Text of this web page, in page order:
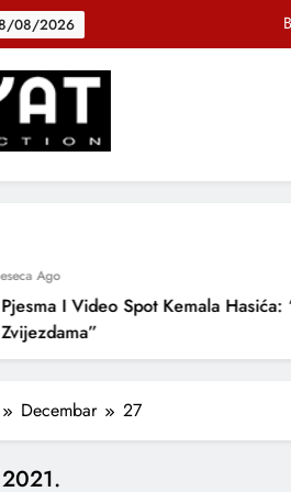
08/2026
DJEČIJI
DJEČIJI
muzike
Ago
I Video Spot Kemala Hasića:
Decembar 27